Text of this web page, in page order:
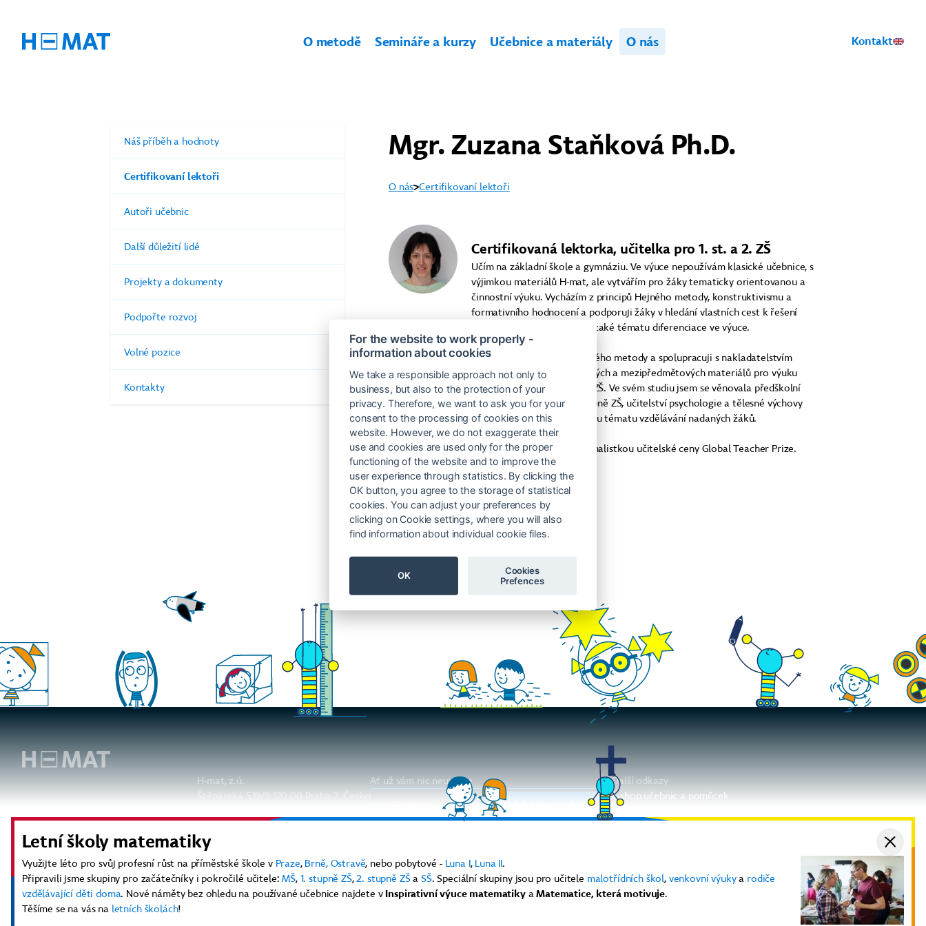
O metodě Semináře a kurzy Učebnice a materiály O nás Kontakt
Náš příběh a hodnoty
Certifikovaní lektoři
Autoři učebnic
Další důležití lidé
Projekty a dokumenty
Podpořte rozvoj
Volné pozice
Kontakty
Mgr. Zuzana Staňková Ph.D.
O nás Certifikovaní lektoři
Certifikovaná lektorka, učitelka pro 1. st. a 2. ZŠ
Učím na základní škole a gymnáziu. Ve výuce nepoužívám klasické učebnice, s
výjimkou materiálů H-mat, ale vytvářím pro žáky tematicky orientovanou a
činnostní výuku. Vycházím z principů Hejného metody, konstruktivismu a
formativního hodnocení a podporuji žáky v hledání vlastních cest k řešení
úloh. Dlouhodobě se věnuji také tématu diferenciace ve výuce.
Působím jako lektorka Hejného metody a spolupracuji s nakladatelstvím
Hanami na tvorbě metodických a mezipředmětových materiálů pro výuku
českého jazyka na 1. stupni ZŠ. Ve svém studiu jsem se věnovala předškolní
pedagogice, učitelství 1. stupně ZŠ, učitelství psychologie a tělesné výchovy
pro SŠ a v doktorském studiu tématu vzdělávání nadaných žáků.
V roce 2024 jsem se stala finalistkou učitelské ceny Global Teacher Prize.
Certifikovaní lektoři
H-mat, z.ú.
Štěpánská 539/9 120 00 Praha 2, Česko
Ať už vám nic neunikne
Odebírat newsletter
Další odkazy
E-shop učebnic a pomůcek
Elektronické učebnice
Letní školy matematiky
Využijte léto pro svůj profesní růst na příměstské škole v Praze, Brně, Ostravě, nebo pobytové - Luna I, Luna II.
Připravili jsme skupiny pro začátečníky i pokročilé učitele:MŠ, 1. stupně ZŠ,2. stupně ZŠaSŠ. Speciální skupiny jsou pro učitele malotřídních škol, venkovní výukya rodiče
vzdělávající děti doma. Nové náměty bez ohledu na používané učebnice najdete vInspirativní výuce matematikyaMatematice, která motivuje.
Těšíme se na vás na letních školách!
For the website to work properly -
information about cookies
We take a responsible approach not only to
business, but also to the protection of your
privacy. Therefore, we want to ask you for your
consent to the processing of cookies on this
website. However, we do not exaggerate their
use and cookies are used only for the proper
functioning of the website and to improve the
user experience through statistics. By clicking the
OK button, you agree to the storage of statistical
cookies. You can adjust your preferences by
clicking on Cookie settings, where you will also
find information about individual cookie files.
OK
Cookies
Prefences